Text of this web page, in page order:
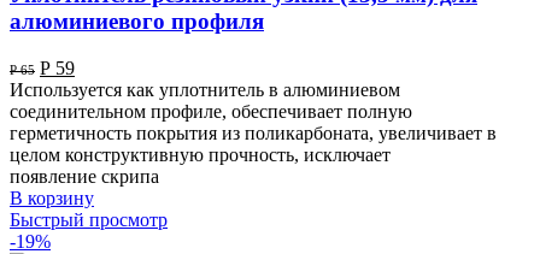
алюминиевого профиля
Р65 Р 59
Используется как уплотнитель в алюминиевом
соединительном профиле, обеспечивает полную
герметичность покрытия из поликарбоната, увеличивает в
целом конструктивную прочность, исключает
появление скрипа
В корзину
Быстрый просмотр
-19%